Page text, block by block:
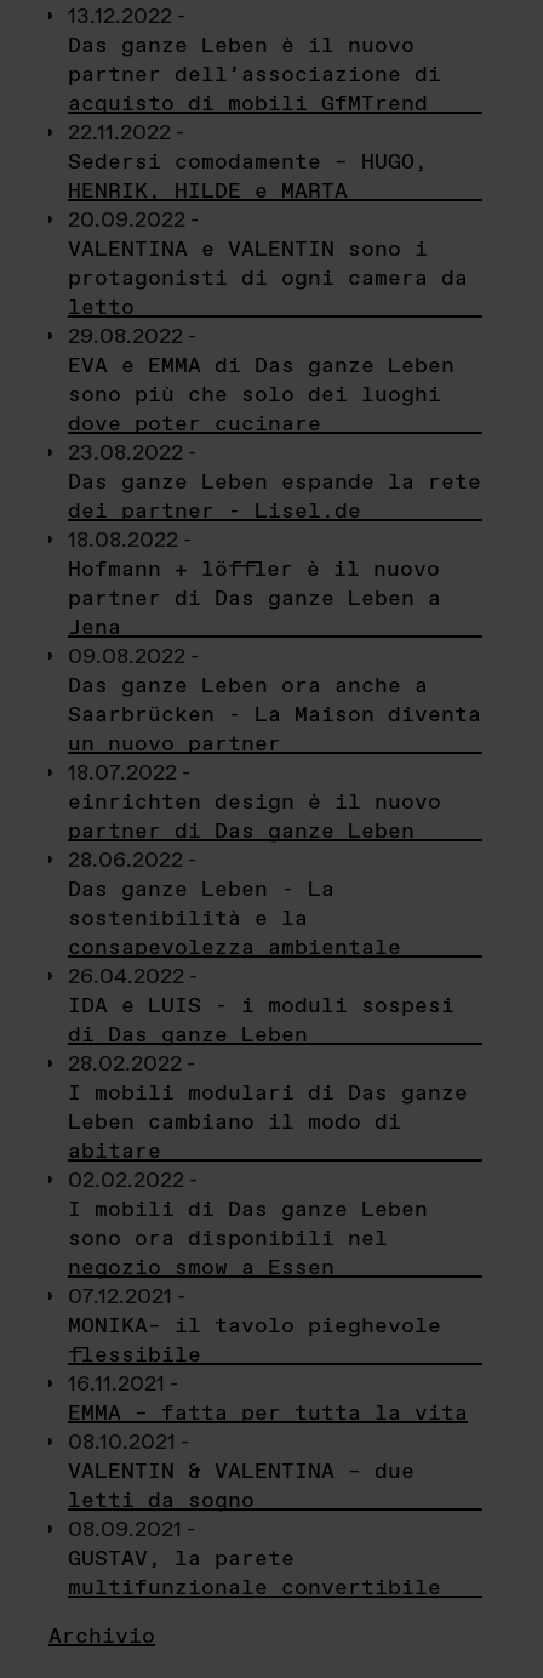
13.12.2022 -
Das ganze Leben è il nuovo
partner dell’associazione di
acquisto di mobili GfMTrend
22.11.2022 -
Sedersi comodamente – HUGO,
HENRIK, HILDE e MARTA
20.09.2022 -
VALENTINA e VALENTIN sono i
protagonisti di ogni camera da
letto
29.08.2022 -
EVA e EMMA di Das ganze Leben
sono più che solo dei luoghi
dove poter cucinare
23.08.2022 -
Das ganze Leben espande la rete
dei partner - Lisel.de
18.08.2022 -
Hofmann + löffler è il nuovo
partner di Das ganze Leben a
Jena
09.08.2022 -
Das ganze Leben ora anche a
Saarbrücken - La Maison diventa
un nuovo partner
18.07.2022 -
einrichten design è il nuovo
partner di Das ganze Leben
28.06.2022 -
Das ganze Leben - La
sostenibilità e la
consapevolezza ambientale
26.04.2022 -
IDA e LUIS - i moduli sospesi
di Das ganze Leben
28.02.2022 -
I mobili modulari di Das ganze
Leben cambiano il modo di
abitare
02.02.2022 -
I mobili di Das ganze Leben
sono ora disponibili nel
negozio smow a Essen
07.12.2021 -
MONIKA– il tavolo pieghevole
flessibile
16.11.2021 -
EMMA – fatta per tutta la vita
08.10.2021 -
VALENTIN & VALENTINA – due
letti da sogno
08.09.2021 -
GUSTAV, la parete
multifunzionale convertibile
Archivio